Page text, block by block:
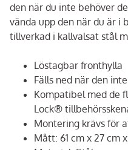
den när du inte behöver
vända upp den när du är i
tillverkad i kallvalsat stål
Löstagbar fronthylla
Fälls ned när den
Kompatibel med de
Lock®
Montering krävs för
Mått: 61 cm x 27 cm